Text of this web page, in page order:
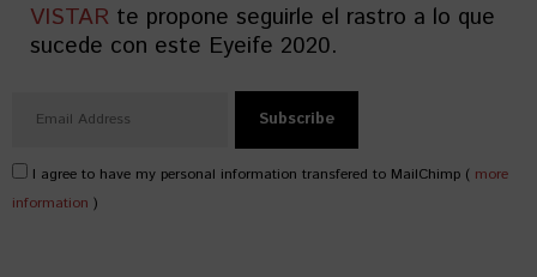
VISTAR te propone seguirle el rastro a lo que
sucede con este Eyeife 2020.
I agree to have my personal information transfered to MailChimp ( more
information )